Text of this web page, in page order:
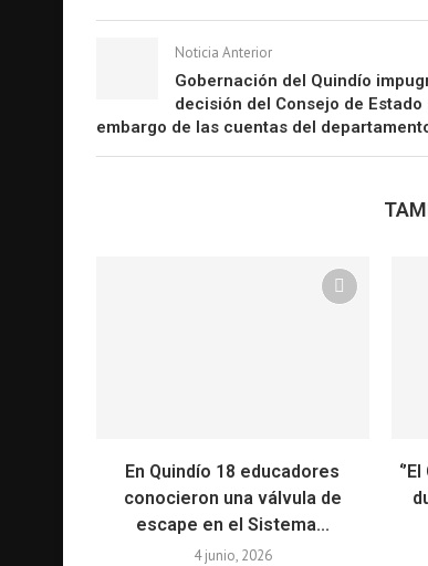
Noticia Anterior
Gobernación del Quindío
decisión del Consejo de Estado
embargo de las cuentas del
En Quindío 18 educadores
conocieron una válvula de
escape en el Sistema...
4 junio, 2026